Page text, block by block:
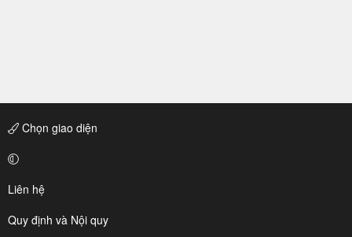
Chọn giao diện
Liên hệ
Quy định và Nội quy